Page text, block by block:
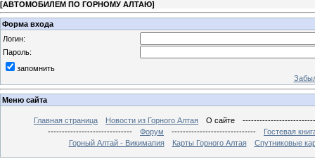
[АВТОМОБИЛЕМ ПО ГОРНОМУ АЛТАЮ]
Форма входа
Логин:
Пароль:
запомнить
Меню сайта
Главная страница Новости из Горного Алтая О сайте
------------------------------
Форум ------------------------------
Гостевая
Горный Алтай - Викимапия
Карты Горного Алтая Спутниковые